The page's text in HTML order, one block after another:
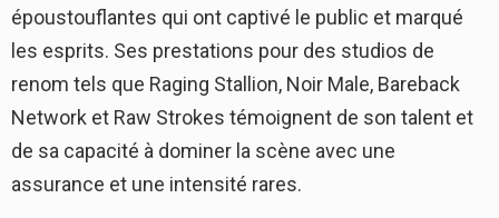
époustouflantes qui ont captivé le public et marqué
les esprits. Ses prestations pour des studios de
renom tels que Raging Stallion, Noir Male, Bareback
Network et Raw Strokes témoignent de son talent et
de sa capacité à dominer la scène avec une
assurance et une intensité rares.